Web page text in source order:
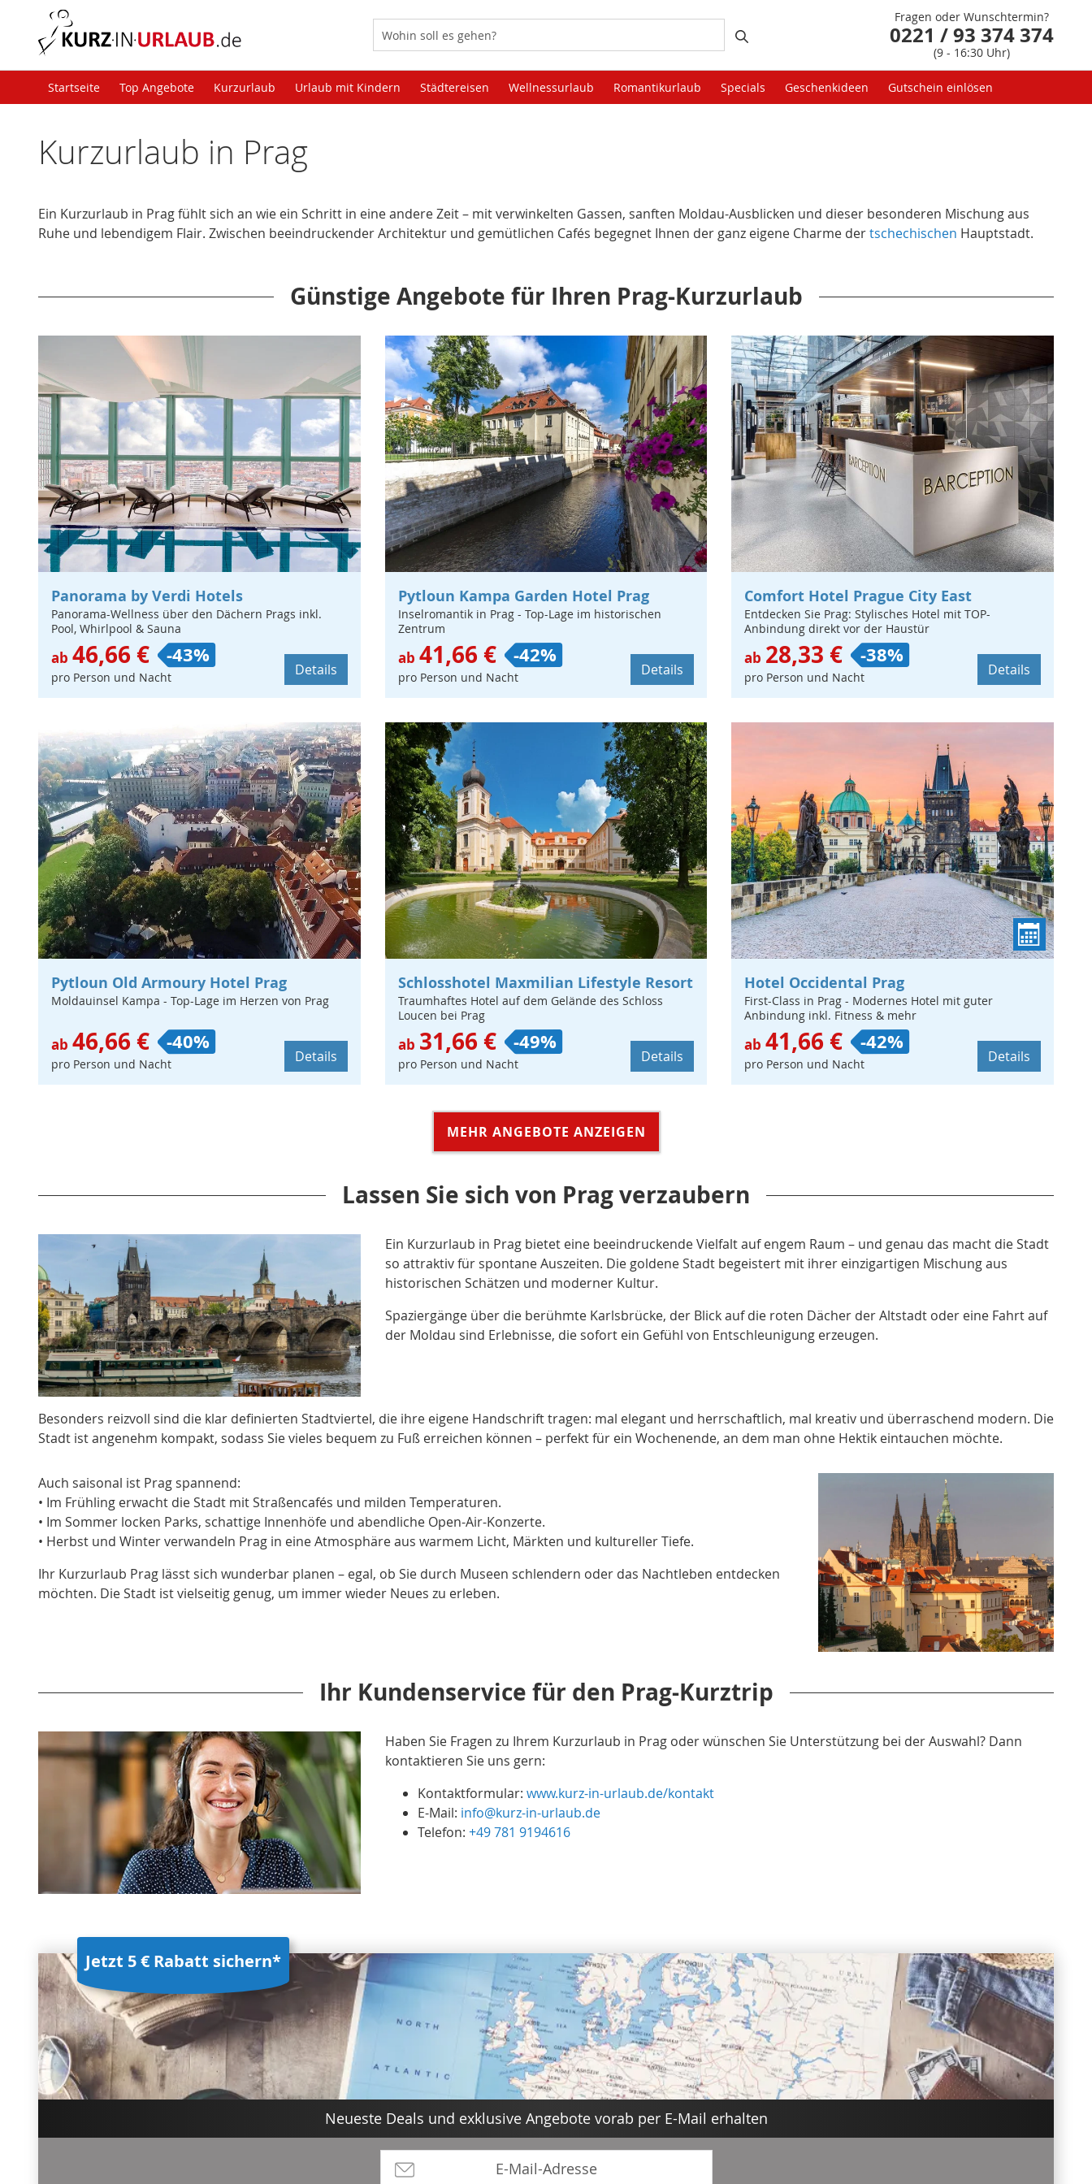
Fragen oder Wunschtermin?
0221 / 93 374 374
(9 - 16:30 Uhr)
Startseite Top Angebote Kurzurlaub Urlaub mit Kindern Städtereisen Wellnessurlaub Romantikurlaub Specials Geschenkideen Gutschein einlösen
Kurzurlaub in Prag
Ein Kurzurlaub in Prag fühlt sich an wie ein Schritt in eine andere Zeit – mit verwinkelten Gassen, sanften Moldau-Ausblicken und dieser besonderen Mischung aus
Ruhe und lebendigem Flair. Zwischen beeindruckender Architektur und gemütlichen Cafés begegnet Ihnen der ganz eigene Charme dertschechischen Hauptstadt.
Günstige Angebote für Ihren Prag-Kurzurlaub
Panorama by Verdi Hotels
Panorama-Wellness über den Dächern Prags inkl.
Pool, Whirlpool & Sauna
ab 46,66 € -43%
pro Person und Nacht Details
Pytloun Kampa Garden Hotel Prag
Inselromantik in Prag - Top-Lage im historischen
Zentrum
ab 41,66 € -42%
pro Person und Nacht Details
Comfort Hotel Prague City East
Entdecken Sie Prag: Stylisches Hotel mit TOP-
Anbindung direkt vor der Haustür
ab 28,33 € -38%
pro Person und Nacht Details
Pytloun Old Armoury Hotel Prag
Moldauinsel Kampa - Top-Lage im Herzen von Prag
ab 46,66 € -40%
pro Person und Nacht Details
Schlosshotel Maxmilian Lifestyle Resort
Traumhaftes Hotel auf dem Gelände des Schloss
Loucen bei Prag
ab 31,66 € -49%
pro Person und Nacht Details
Hotel Occidental Prag
First-Class in Prag - Modernes Hotel mit guter
Anbindung inkl. Fitness & mehr
ab 41,66 € -42%
pro Person und Nacht Details
MEHR ANGEBOTE ANZEIGEN
Lassen Sie sich von Prag verzaubern
Ein Kurzurlaub in Prag bietet eine beeindruckende Vielfalt auf engem Raum – und genau das macht die Stadt
so attraktiv für spontane Auszeiten. Die goldene Stadt begeistert mit ihrer einzigartigen Mischung aus
historischen Schätzen und moderner Kultur.
Spaziergänge über die berühmte Karlsbrücke, der Blick auf die roten Dächer der Altstadt oder eine Fahrt auf
der Moldau sind Erlebnisse, die sofort ein Gefühl von Entschleunigung erzeugen.
Besonders reizvoll sind die klar definierten Stadtviertel, die ihre eigene Handschrift tragen: mal elegant und herrschaftlich, mal kreativ und überraschend modern. Die
Stadt ist angenehm kompakt, sodass Sie vieles bequem zu Fuß erreichen können – perfekt für ein Wochenende, an dem man ohne Hektik eintauchen möchte.
Auch saisonal ist Prag spannend:
• Im Frühling erwacht die Stadt mit Straßencafés und milden Temperaturen.
• Im Sommer locken Parks, schattige Innenhöfe und abendliche Open-Air-Konzerte.
• Herbst und Winter verwandeln Prag in eine Atmosphäre aus warmem Licht, Märkten und kultureller Tiefe.
Ihr Kurzurlaub Prag lässt sich wunderbar planen – egal, ob Sie durch Museen schlendern oder das Nachtleben entdecken
möchten. Die Stadt ist vielseitig genug, um immer wieder Neues zu erleben.
Ihr Kundenservice für den Prag-Kurztrip
Haben Sie Fragen zu Ihrem Kurzurlaub in Prag oder wünschen Sie Unterstützung bei der Auswahl? Dann
kontaktieren Sie uns gern:
Kontaktformular: www.kurz-in-urlaub.de/kontakt
E-Mail: info@kurz-in-urlaub.de
Telefon: +49 781 9194616
Jetzt 5 € Rabatt sichern*
Neueste Deals und exklusive Angebote vorab per E-Mail erhalten